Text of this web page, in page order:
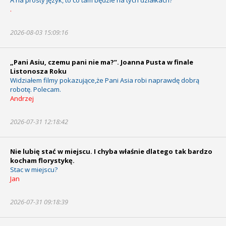
.
2026-08-03 15:09:16
„Pani Asiu, czemu pani nie ma?”. Joanna Pusta w finale
Listonosza Roku
Widziałem filmy pokazujące,że Pani Asia robi naprawdę dobrą
robotę. Polecam.
Andrzej
2026-07-31 12:18:42
Nie lubię stać w miejscu. I chyba właśnie dlatego tak bardzo
kocham florystykę.
Stac w miejscu?
Jan
2026-07-31 09:18:39